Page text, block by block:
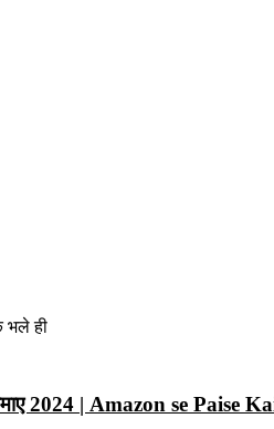
भले ही
2024 | Amazon se Paise